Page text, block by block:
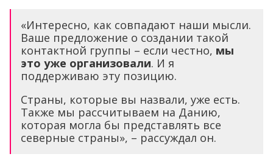
«Интересно, как совпадают наши мысли.
Ваше предложение о создании такой
контактной группы – если честно, мы
это уже организовали. И я
поддерживаю эту позицию.
Страны, которые вы назвали, уже есть.
Также мы рассчитываем на Данию,
которая могла бы представлять все
северные страны», – рассуждал он.